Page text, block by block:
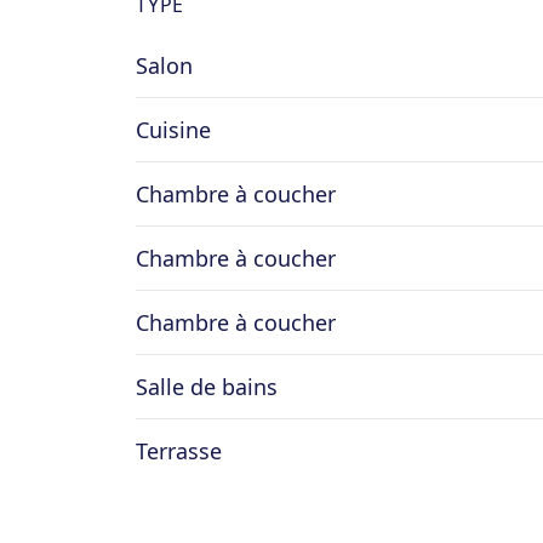
Ses atouts : propriété sur 1ha 23ares ;
granges avec potentiel sur plus de
compteurs séparés maison et grange
2045 ; châssis PVC double vitrage ;
en-Famenne
Salon
Cuisine
Chambre à coucher
Chambre à coucher
Chambre à coucher
Salle de bains
Terrasse